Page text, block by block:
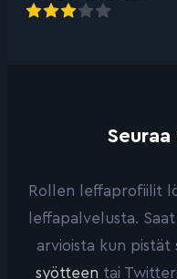
Seuraa
Rollen leffaprofiilit
leffapalvelusta.
arvioista kun pistät
syötteen tai